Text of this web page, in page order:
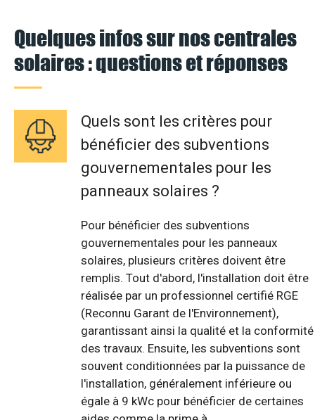
Quelques infos sur nos centrales
solaires : questions et réponses
Quels sont les critères pour
bénéficier des subventions
gouvernementales pour les
panneaux solaires ?
Pour bénéficier des subventions
gouvernementales pour les panneaux
solaires, plusieurs critères doivent être
remplis. Tout d'abord, l'installation doit être
réalisée par un professionnel certifié RGE
(Reconnu Garant de l'Environnement),
garantissant ainsi la qualité et la conformité
des travaux. Ensuite, les subventions sont
souvent conditionnées par la puissance de
l'installation, généralement inférieure ou
égale à 9 kWc pour bénéficier de certaines